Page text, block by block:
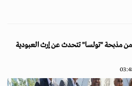
من مذبحة "تولسا" تتحدث عن إرث العبودية